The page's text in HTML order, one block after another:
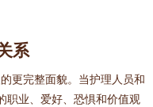
系
更完整面貌。当护理人员和
业、爱好、恐惧和价值观